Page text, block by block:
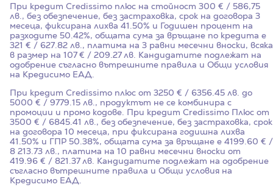
При кредит Credissimo плюс на стойност 300 € / 586,75
лв., без обезпечение, без застраховка, срок на договора 3
месеца, фиксирана лихва 41.50% и Годишен процент на
разходите 50.42%, общата сума за връщане по кредита е
321 € / 627.82 лв., платима на 3 равни месечни вноски, всяка
в размер на 107 € / 209.27 лв. Кандидатите подлежат на
одобрение съгласно вътрешните правила и Общи условия
на Кредисимо ЕАД.
При кредит Credissimo плюс от 3250 € / 6356.45 лв. до
5000 € / 9779.15 лв., продуктът не се комбинира с
промоции и промо кодове. При кредит Credissimo Плюс от
3500 € / 6845.41 лв., без обезпечение, без застраховка, срок
на договора 10 месеца, при фиксирана годишна лихва
41.50% и ГПР 50.38%, общата сума за връщане е 4199.60 € /
8 213.73 лв., платима на 10 равни месечни вноски от
419.96 € / 821.37 лв. Кандидатите подлежат на одобрение
съгласно вътрешните правила и Общи условия на
Кредисимо ЕАД.